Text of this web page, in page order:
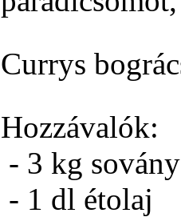
Currys
Hozzávalók:
- 3 kg
- 1 dl étolaj